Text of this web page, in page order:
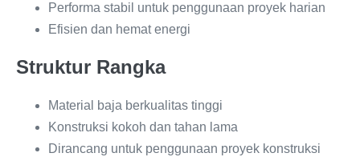
Performa stabil untuk penggunaan proyek harian
Efisien dan hemat energi
Struktur Rangka
Material baja berkualitas tinggi
Konstruksi kokoh dan tahan lama
Dirancang untuk penggunaan proyek konstruksi